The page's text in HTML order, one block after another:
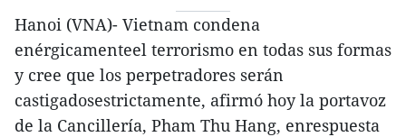
Hanoi (VNA)- Vietnam condena
enérgicamenteel terrorismo en todas sus formas
y cree que los perpetradores serán
castigadosestrictamente, afirmó hoy la portavoz
de la Cancillería, Pham Thu Hang, enrespuesta